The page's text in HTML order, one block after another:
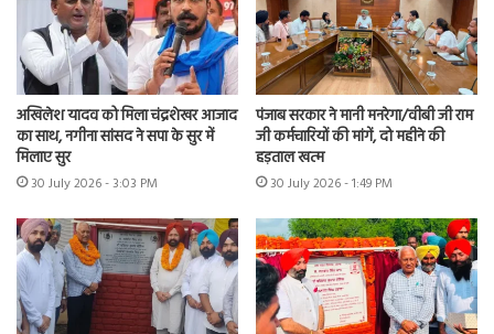
अखिलेश यादव को मिला चंद्रशेखर आजाद
का साथ, नगीना सांसद ने सपा के सुर में
मिलाए सुर
30 July 2026 - 3:03 PM
पंजाब सरकार ने मानी मनरेगा/वीबी जी राम
जी कर्मचारियों की मांगें, दो महीने की
हड़ताल खत्म
30 July 2026 - 1:49 PM